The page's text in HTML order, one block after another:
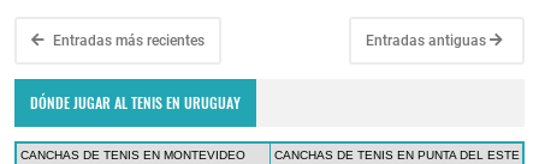
Entradas más recientes Entradas antiguas
DÓNDE JUGAR AL TENIS EN URUGUAY
CANCHAS DE TENIS EN MONTEVIDEO
CANCHAS DE TENIS EN PUNTA DEL ESTE